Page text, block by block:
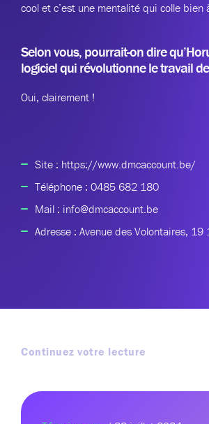
cool et c’est une mentalité qui colle bien
Selon vous, pourrait-on dire
logiciel qui révolutionne le travail
Oui, clairement !
Site : https://www.dmcaccount.be/
Téléphone : 0485 682 180
Mail : info@dmcaccount.be
Adresse : Avenue des Volontaires, 19
Continuez votre lecture